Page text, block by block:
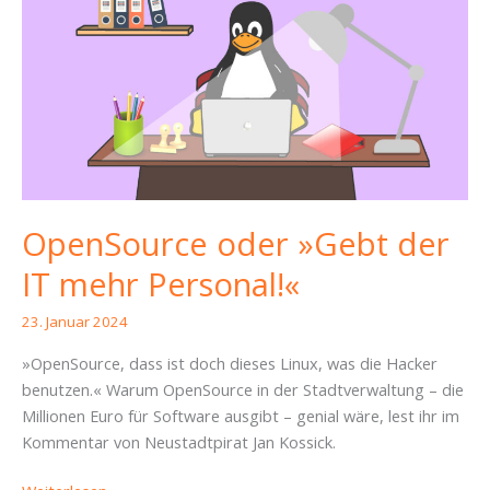
OpenSource oder »Gebt der
IT mehr Personal!«
23. Januar 2024
»OpenSource, dass ist doch dieses Linux, was die Hacker
benutzen.« Warum OpenSource in der Stadtverwaltung – die
Millionen Euro für Software ausgibt – genial wäre, lest ihr im
Kommentar von Neustadtpirat Jan Kossick.